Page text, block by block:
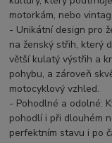
motorkám, nebo
- Unikátní design pro
na ženský střih, který
větší kulatý výstřih a
pohybu, a zároveň
motocyklový vzhled.
- Pohodlné a odolné:
pohodlí i při dlouhém
perfektním stavu i po